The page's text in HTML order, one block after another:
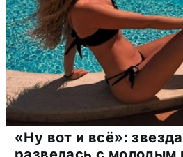
«Ну вот и всё»: